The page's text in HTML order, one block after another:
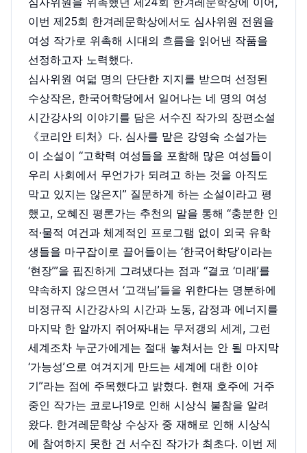
이번 제25회 한겨레문학상에서도 심사위원 전원을
여성 작가로 위촉해 시대의 흐름을 읽어낸 작품을
선정하고자 노력했다.
심사위원 여덟 명의 단단한 지지를 받으며 선정된
수상작은, 한국어학당에서 일어나는 네 명의 여성
시간강사의 이야기를 담은 서수진 작가의 장편소설
《코리안 티처》다. 심사를 맡은 강영숙 소설가는
이 소설이 “고학력 여성들을 포함해 많은 여성들이
우리 사회에서 무언가가 되려고 하는 것을 아직도
막고 있지는 않은지” 질문하게 하는 소설이라고 평
했고, 오혜진 평론가는 추천의 말을 통해 “충분한 인
적·물적 여건과 체계적인 프로그램 없이 외국 유학
생들을 마구잡이로 끌어들이는 ‘한국어학당’이라는
‘현장’”을 핍진하게 그려냈다는 점과 “결코 ‘미래’를
약속하지 않으면서 ‘고객님’들을 위한다는 명분하에
비정규직 시간강사의 시간과 노동, 감정과 에너지를
마지막 한 알까지 쥐어짜내는 무저갱의 세계, 그런
세계조차 누군가에게는 절대 놓쳐서는 안 될 마지막
‘가능성’으로 여겨지게 만드는 세계에 대한 이야
기”라는 점에 주목했다고 밝혔다. 현재 호주에 거주
중인 작가는 코로나19로 인해 시상식 불참을 알려
왔다. 한겨레문학상 수상자 중 재해로 인해 시상식
에 참여하지 못한 건 서수진 작가가 최초다. 이번 제